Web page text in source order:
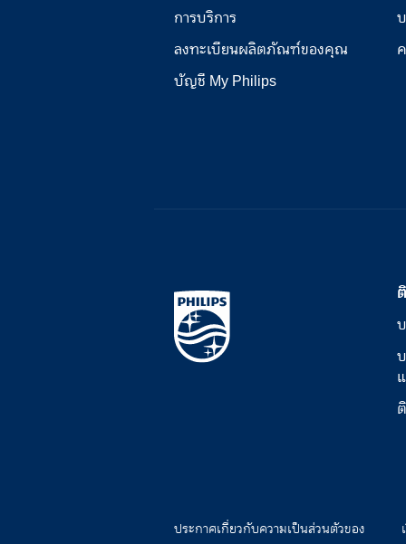
การบริการ
ลงทะเบียนผลิตภัณฑ์ของคุณ
บัญชี My Philips
ประกาศเกี่ยวกับความเป็นส่วนตัวของ